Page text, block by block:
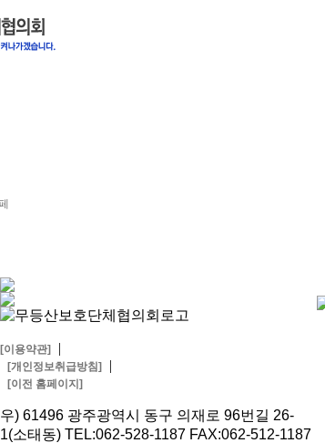
[이용약관] |
[개인정보취급방침] |
[이전 홈페이지]
우) 61496 광주광역시 동구 의재로 96번길 26-
1(소태동) TEL:062-528-1187 FAX:062-512-1187